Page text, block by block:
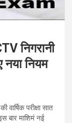
निगरानी
नया नियम
परीक्षा सात
बार माशिमं नई